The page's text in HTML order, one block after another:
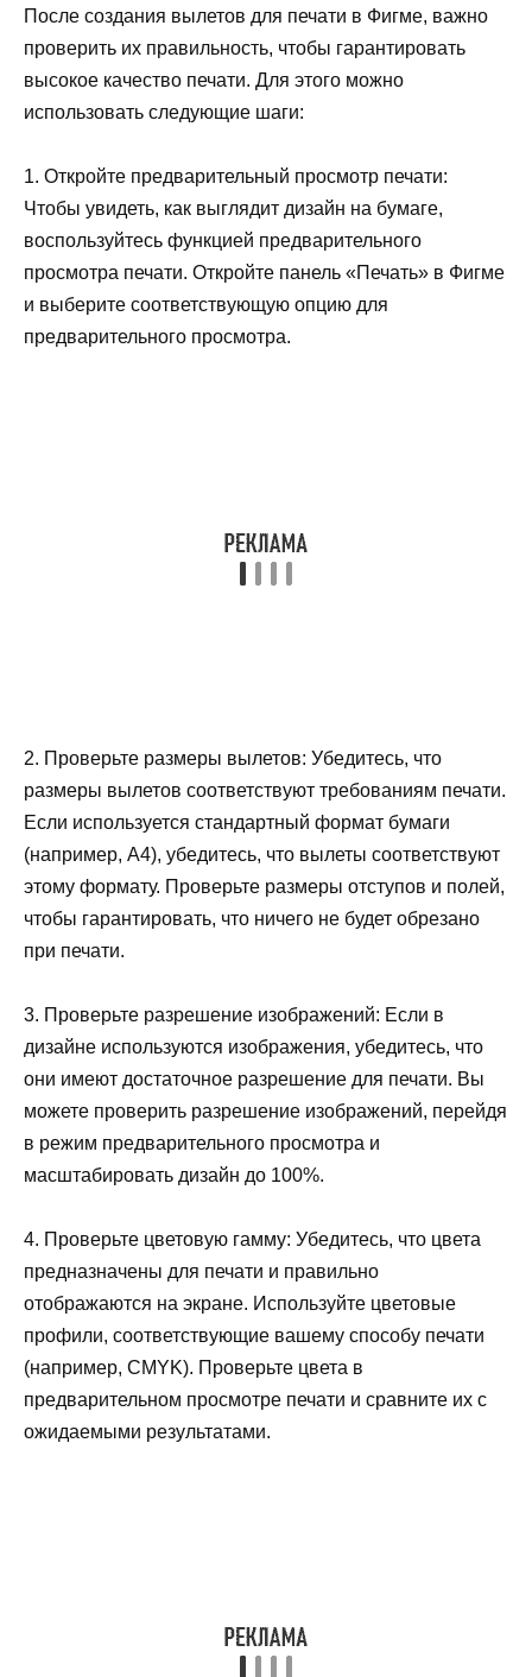
После создания вылетов для печати в Фигме, важно
проверить их правильность, чтобы гарантировать
высокое качество печати. Для этого можно
использовать следующие шаги:
1. Откройте предварительный просмотр печати:
Чтобы увидеть, как выглядит дизайн на бумаге,
воспользуйтесь функцией предварительного
просмотра печати. Откройте панель «Печать» в Фигме
и выберите соответствующую опцию для
предварительного просмотра.
2. Проверьте размеры вылетов: Убедитесь, что
размеры вылетов соответствуют требованиям печати.
Если используется стандартный формат бумаги
(например, A4), убедитесь, что вылеты соответствуют
этому формату. Проверьте размеры отступов и полей,
чтобы гарантировать, что ничего не будет обрезано
при печати.
3. Проверьте разрешение изображений: Если в
дизайне используются изображения, убедитесь, что
они имеют достаточное разрешение для печати. Вы
можете проверить разрешение изображений, перейдя
в режим предварительного просмотра и
масштабировать дизайн до 100%.
4. Проверьте цветовую гамму: Убедитесь, что цвета
предназначены для печати и правильно
отображаются на экране. Используйте цветовые
профили, соответствующие вашему способу печати
(например, CMYK). Проверьте цвета в
предварительном просмотре печати и сравните их с
ожидаемыми результатами.